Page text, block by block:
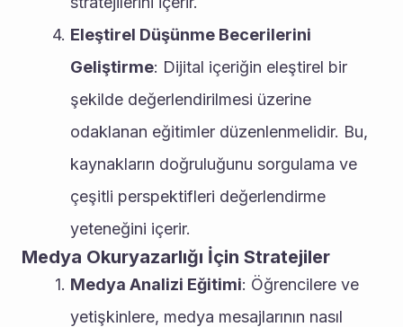
Eleştirel Düşünme Becerilerini
Geliştirme: Dijital içeriğin eleştirel bir
şekilde değerlendirilmesi üzerine
odaklanan eğitimler düzenlenmelidir. Bu,
kaynakların doğruluğunu sorgulama ve
çeşitli perspektifleri değerlendirme
yeteneğini içerir.
Medya Okuryazarlığı İçin Stratejiler
Medya Analizi Eğitimi: Öğrencilere ve
yetişkinlere, medya mesajlarının nasıl